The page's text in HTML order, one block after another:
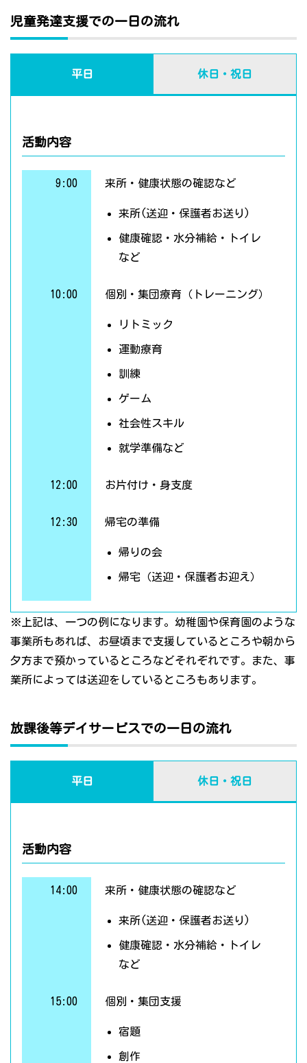
児童発達支援での一日の流れ
平日 休日・祝日
活動内容
9:00 来所・健康状態の確認など
来所(送迎・保護者お送り)
健康確認・水分補給・トイレ
など
10:00 個別・集団療育（トレーニング）
リトミック
運動療育
訓練
ゲーム
社会性スキル
就学準備など
12:00 お片付け・身支度
12:30 帰宅の準備
帰りの会
帰宅（送迎・保護者お迎え）
※上記は、一つの例になります。幼稚園や保育園のような
事業所もあれば、お昼頃まで支援しているところや朝から
夕方まで預かっているところなどそれぞれです。また、事
業所によっては送迎をしているところもあります。
放課後等デイサービスでの一日の流れ
平日 休日・祝日
活動内容
14:00 来所・健康状態の確認など
来所(送迎・保護者お送り)
健康確認・水分補給・トイレ
など
15:00 個別・集団支援
宿題
創作